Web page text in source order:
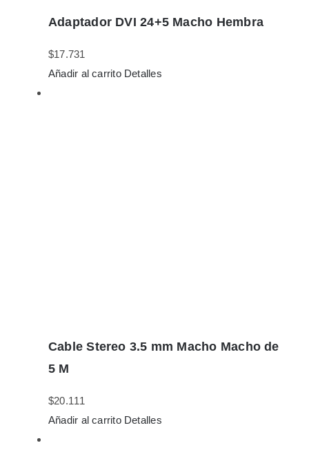
Adaptador DVI 24+5 Macho Hembra
$17.731
Añadir al carrito Detalles
Cable Stereo 3.5 mm Macho Macho de
5 M
$20.111
Añadir al carrito Detalles